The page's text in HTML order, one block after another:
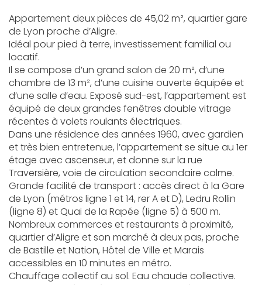
Appartement deux pièces de 45,02 m², quartier gare
de Lyon proche d’Aligre.
Idéal pour pied à terre, investissement familial ou
locatif.
Il se compose d’un grand salon de 20 m², d’une
chambre de 13 m², d’une cuisine ouverte équipée et
d’une salle d’eau. Exposé sud-est, l’appartement est
équipé de deux grandes fenêtres double vitrage
récentes à volets roulants électriques.
Dans une résidence des années 1960, avec gardien
et très bien entretenue, l’appartement se situe au 1er
étage avec ascenseur, et donne sur la rue
Traversière, voie de circulation secondaire calme.
Grande facilité de transport : accès direct à la Gare
de Lyon (métros ligne 1 et 14, rer A et D), Ledru Rollin
(ligne 8) et Quai de la Rapée (ligne 5) à 500 m.
Nombreux commerces et restaurants à proximité,
quartier d’Aligre et son marché à deux pas, proche
de Bastille et Nation, Hôtel de Ville et Marais
accessibles en 10 minutes en métro.
Chauffage collectif au sol. Eau chaude collective.